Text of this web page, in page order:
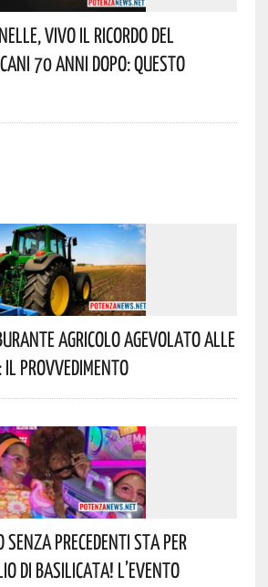
Vivo Il Ricordo Del
70 Anni Dopo: Questo
Agricolo Agevolato Alle
Il Provvedimento
Precedenti Sta Per
Di Basilicata! L’evento